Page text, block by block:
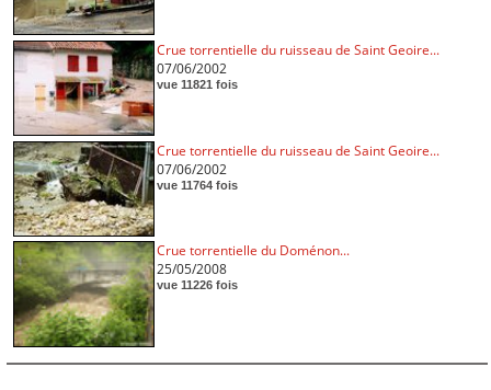
Crue torrentielle du ruisseau de Saint Geoire...
07/06/2002
vue 11821 fois
Crue torrentielle du ruisseau de Saint Geoire...
07/06/2002
vue 11764 fois
Crue torrentielle du Doménon...
25/05/2008
vue 11226 fois